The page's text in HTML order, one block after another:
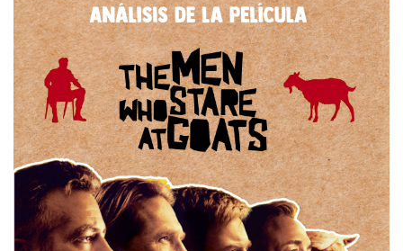
Salud mental en
adolescentes
Cine y salud mental
Mindfulness
Psicooncología
Tratamientos
coadyuvantes en los
trastornos del
neurodesarrollo